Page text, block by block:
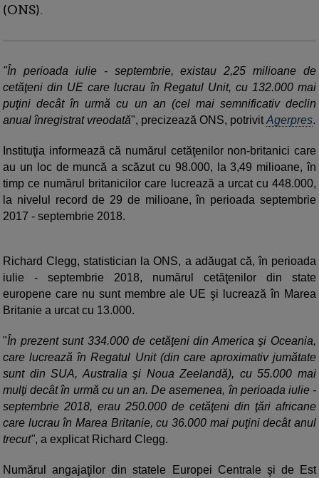
(ONS).
"În perioada iulie - septembrie, existau 2,25 milioane de
cetăţeni din UE care lucrau în Regatul Unit, cu 132.000 mai
puţini decât în urmă cu un an (cel mai semnificativ declin
anual înregistrat vreodată", precizează ONS, potrivitAgerpres.
Instituţia informează că numărul cetăţenilor non-britanici care
au un loc de muncă a scăzut cu 98.000, la 3,49 milioane, în
timp ce numărul britanicilor care lucrează a urcat cu 448.000,
la nivelul record de 29 de milioane, în perioada septembrie
2017 - septembrie 2018.
Richard Clegg, statistician la ONS, a adăugat că, în perioada
iulie - septembrie 2018, numărul cetăţenilor din state
europene care nu sunt membre ale UE şi lucrează în Marea
Britanie a urcat cu 13.000.
"În prezent sunt 334.000 de cetăţeni din America şi Oceania,
care lucrează în Regatul Unit (din care aproximativ jumătate
sunt din SUA, Australia şi Noua Zeelandă), cu 55.000 mai
mulţi decât în urmă cu un an. De asemenea, în perioada iulie -
septembrie 2018, erau 250.000 de cetăţeni din ţări africane
care lucrau în Marea Britanie, cu 36.000 mai puţini decât anul
trecut", a explicat Richard Clegg.
Numărul angajaţilor din statele Europei Centrale şi de Est